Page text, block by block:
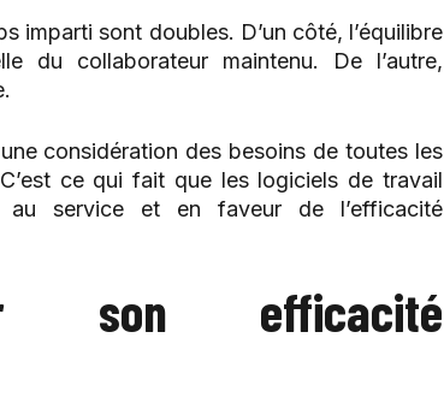
imparti sont doubles. D’un côté, l’équilibre
du collaborateur maintenu. De l’autre,
considération des besoins de toutes les
ce qui fait que les logiciels de travail
service et en faveur de l’efficacité
son efficacité